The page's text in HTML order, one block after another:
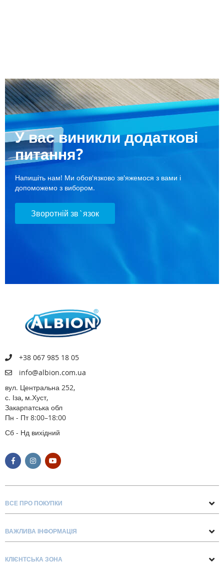
У вас виникли додаткові
питання?
Напишіть нам! Ми обов'язково зв'яжемося з вами і
допоможемо з вибором.
Зворотній зв`язок
+38 067 985 18 05
info@albion.com.ua
вул. Центральна 252,
с. Іза, м.Хуст,
Закарпатська обл
Пн - Пт 8:00–18:00
Сб - Нд вихідний
ВСЕ ПРО ПОКУПКИ
Про нас
ВАЖЛИВА ІНФОРМАЦІЯ
Доставка та оплата
КЛІЄНТСЬКА ЗОНА